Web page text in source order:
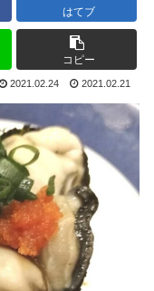
はてブ
コピー
2021.02.24 2021.02.21